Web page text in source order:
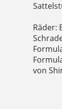
Räder:
von